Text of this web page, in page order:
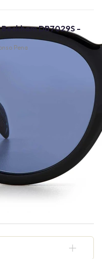
DB7029S -
Pena